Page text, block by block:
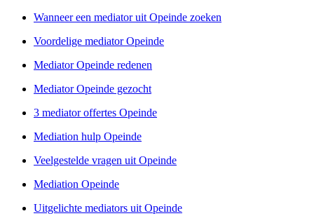
Wanneer een mediator uit Opeinde zoeken
Voordelige mediator Opeinde
Mediator Opeinde redenen
Mediator Opeinde gezocht
3 mediator offertes Opeinde
Mediation hulp Opeinde
Veelgestelde vragen uit Opeinde
Mediation Opeinde
Uitgelichte mediators uit Opeinde